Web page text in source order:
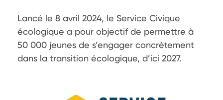
Lancé le 8 avril 2024, le Service Civique
écologique a pour objectif de permettre à
50 000 jeunes de s’engager concrètement
dans la transition écologique, d’ici 2027.